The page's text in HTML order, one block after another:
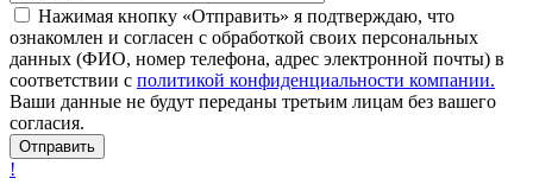
Нажимая кнопку «Отправить» я подтверждаю, что
ознакомлен и согласен с обработкой своих персональных
данных (ФИО, номер телефона, адрес электронной почты) в
соответствии с политикой конфиденциальности компании.
Ваши данные не будут переданы третьим лицам без вашего
согласия.
!